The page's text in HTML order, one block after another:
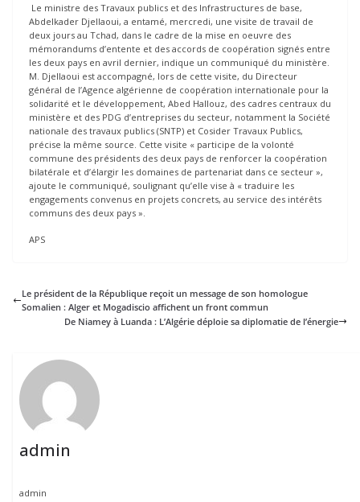
Le ministre des Travaux publics et des Infrastructures de base,
Abdelkader Djellaoui, a entamé, mercredi, une visite de travail de
deux jours au Tchad, dans le cadre de la mise en oeuvre des
mémorandums d’entente et des accords de coopération signés entre
les deux pays en avril dernier, indique un communiqué du ministère.
M. Djellaoui est accompagné, lors de cette visite, du Directeur
général de l’Agence algérienne de coopération internationale pour la
solidarité et le développement, Abed Hallouz, des cadres centraux du
ministère et des PDG d’entreprises du secteur, notamment la Société
nationale des travaux publics (SNTP) et Cosider Travaux Publics,
précise la même source. Cette visite « participe de la volonté
commune des présidents des deux pays de renforcer la coopération
bilatérale et d’élargir les domaines de partenariat dans ce secteur »,
ajoute le communiqué, soulignant qu’elle vise à « traduire les
engagements convenus en projets concrets, au service des intérêts
communs des deux pays ».
APS
Le président de la République reçoit un message de son homologue
Somalien : Alger et Mogadiscio affichent un front commun
De Niamey à Luanda : L’Algérie déploie sa diplomatie de l’énergie
admin
admin